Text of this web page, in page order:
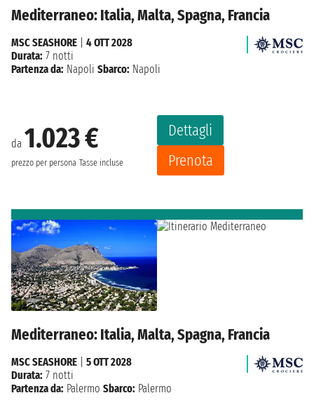
Mediterraneo: Italia, Malta, Spagna, Francia
da 1.023 €
prezzo per persona Tasse incluse
Dettagli
Prenota
MSC SEASHORE
4 OTT 2028
Durata: 7 notti
Partenza da: Napoli Sbarco: Napoli
Mediterraneo: Italia, Malta, Spagna, Francia
MSC SEASHORE
5 OTT 2028
Durata: 7 notti
Partenza da: Palermo Sbarco: Palermo